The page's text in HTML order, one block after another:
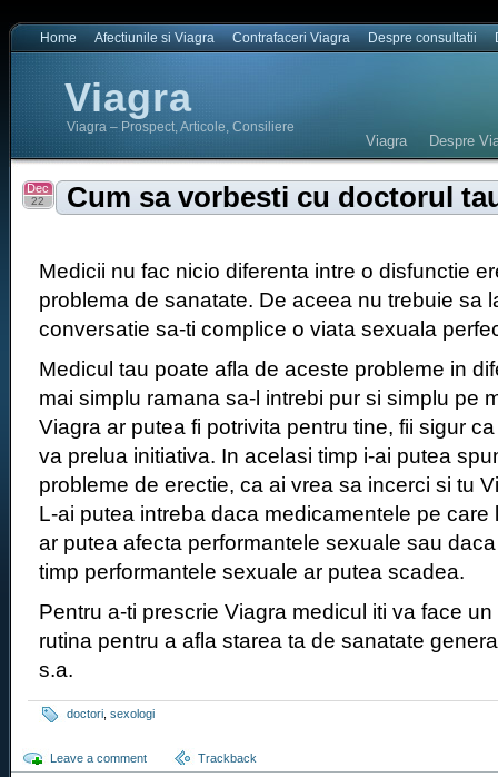
Home Afectiunile si Viagra Contrafaceri Viagra Despre consultatii
Viagra
Viagra – Prospect, Articole, Consiliere
Viagra Despre
Cum sa vorbesti cu doctorul
Dec
22
Medicii nu fac nicio diferenta intre o disfunctie
problema de sanatate. De aceea nu trebuie sa
conversatie sa-ti complice o viata sexuala
Medicul tau poate afla de aceste probleme in
mai simplu ramana sa-l intrebi pur si simplu pe
Viagra ar putea fi potrivita pentru tine, fii sigur
va prelua initiativa. In acelasi timp i-ai putea
probleme de erectie, ca ai vrea sa incerci si tu
L-ai putea intreba daca medicamentele pe care
ar putea afecta performantele sexuale sau
timp performantele sexuale ar putea scadea.
Pentru a-ti prescrie Viagra medicul iti va face
rutina pentru a afla starea ta de sanatate
s.a.
doctori sexologi
Leave a comment Trackback